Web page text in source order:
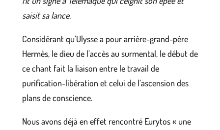
saisit sa lance.
Considérant qu’Ulysse a pour arrière-grand-père
Hermès, le dieu de l’accès au surmental, le début de
ce chant fait la liaison entre le travail de
purification-libération et celui de l’ascension des
plans de conscience.
Nous avons déjà en effet rencontré Eurytos « une